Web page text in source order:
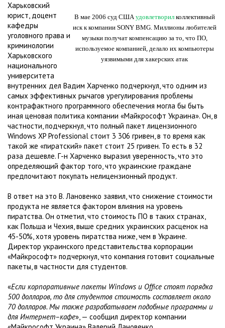
В мае 2006 суд СШАудовлетворилколлективный
иск к компании SONY BMG. Миллионы любителей
музыки получат компенсацию за то, что ПО,
используемое компанией, делало их компьютеры
уязвимыми для хакерских атак
Харьковский
юрист, доцент
кафедры
уголовного права и
криминологии
Харьковского
национального
университета
внутренних дел Вадим Харченко подчеркнул, что одним из
самых эффективных рычагов урегулирования проблемы
контрафактного программного обеспечения могла бы быть
иная ценовая политика компании «Майкрософт Украина». Он, в
частности, подчеркнул, что полный пакет лицензионного
Windows XP Professional стоит 3 306 гривен, в то время как
такой же «пиратский» пакет стоит 25 гривен. То есть в 32
раза дешевле. Г-н Харченко выразил уверенность, что это
определяющий фактор того, что украинские граждане
предпочитают покупать нелицензионный продукт.
В ответ на это В. Лановенко заявил, что снижение стоимости
продукта не является фактором влияния на уровень
пиратства. Он отметил, что стоимость ПО в таких странах,
как Польша и Чехия, выше средних украинских расценок на
45-50%, хотя уровень пиратства ниже, чем в Украине.
Директор украинского представительства корпорации
«Майкрософт» подчеркнул, что компания готовит социальные
пакеты, в частности для студентов.
«Если корпоративные пакеты Windows и Office стоят порядка
500 долларов, то для студентов стоимость составляет около
70 долларов. Мы также разрабатываем подобные программы и
для Интернет–кафе», — сообщил директор компании